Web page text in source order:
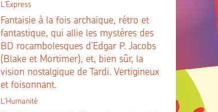
L'Express
Fantaisie à la fois archaïque, rétro et
fantastique, qui allie les mystères des
BD rocambolesques d’Edgar P. Jacobs
(Blake et Mortimer), et, bien sûr, la
vision nostalgique de Tardi. Vertigineux
et foisonnant.
L'Humanité